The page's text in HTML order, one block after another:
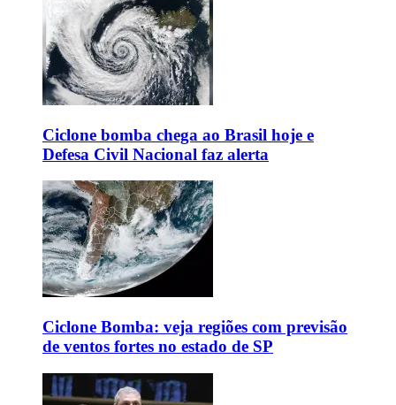
Ciclone bomba chega ao Brasil hoje e
Defesa Civil Nacional faz alerta
Ciclone Bomba: veja regiões com previsão
de ventos fortes no estado de SP